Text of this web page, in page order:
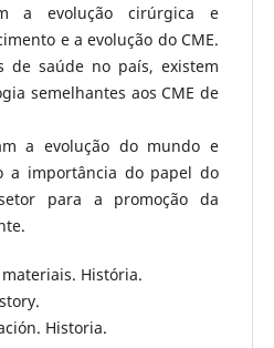
a evolução cirúrgica e
e a evolução do CME.
de saúde no país, existem
semelhantes aos CME de
a evolução do mundo e
a importância do papel do
para a promoção da
História.
Historia.